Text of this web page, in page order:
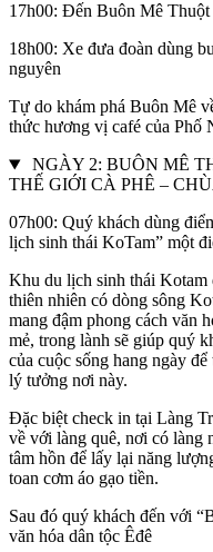
17h00: Đến Buôn Mê Thuột
18h00: Xe đưa đoàn dùng
nguyên
Tự do khám phá Buôn Mê
thức hương vị café của Phố
NGÀY 2: BUÔN MÊ
THẾ GIỚI CÀ PHÊ –
07h00: Quý khách dùng
lịch sinh thái KoTam” một
Khu du lịch sinh thái Kotam
thiên nhiên có dòng sông
mang đậm phong cách văn
mẻ, trong lành sẽ giúp quý
của cuộc sống hang ngày
lý tưởng nơi này.
Đặc biệt check in tại Làng
về với làng quê, nơi có làng
tâm hồn để lấy lại năng
toan cơm áo gạo tiền.
Sau đó quý khách đến với
văn hóa dân tộc Êđê